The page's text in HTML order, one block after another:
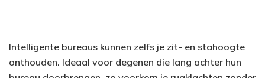
Intelligente bureaus kunnen zelfs je zit- en stahoogte
onthouden. Ideaal voor degenen die lang achter hun